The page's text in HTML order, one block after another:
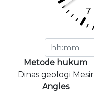
Metode hukum
Dinas geologi Mesir
Angles